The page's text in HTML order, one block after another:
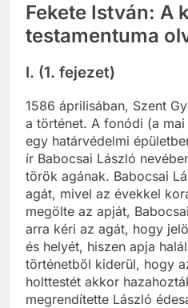
Fekete István: A
testamentuma
I. (1. fejezet)
1586 áprilisában, Szent
a történet. A fonódi (a
egy határvédelmi
ír Babocsai László
török agának. Babocsai
agát, mivel az évekkel
megölte az apját,
arra kéri az agát, hogy
és helyét, hiszen apja
történetből kiderül, hogy
holttestét akkor
megrendítette László